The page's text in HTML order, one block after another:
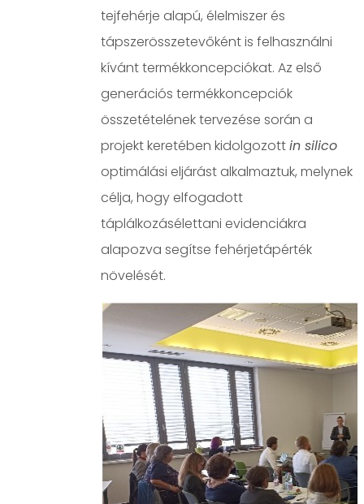
tejfehérje alapú, élelmiszer és
tápszerösszetevőként is felhasználni
kívánt termékkoncepciókat. Az első
generációs termékkoncepciók
összetételének tervezése során a
projekt keretében kidolgozottin silico
optimálási eljárást alkalmaztuk, melynek
célja, hogy elfogadott
táplálkozásélettani evidenciákra
alapozva segítse fehérjetápérték
növelését.